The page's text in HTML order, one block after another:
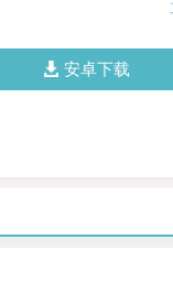
安卓下载